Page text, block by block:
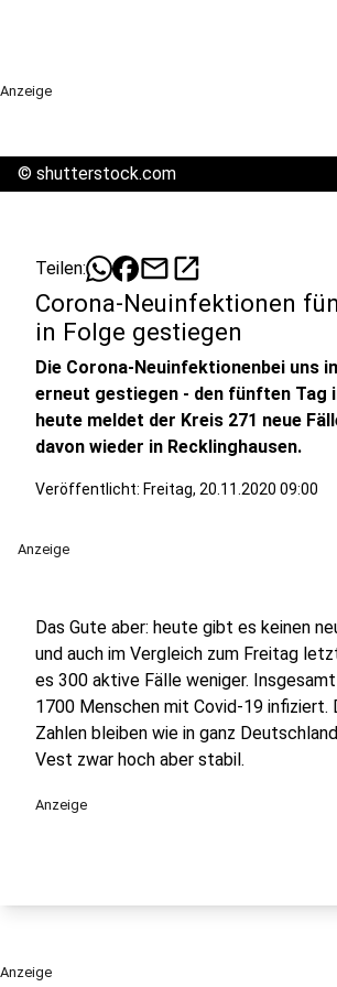
Anzeige
© shutterstock.com
Teilen: mailopen_in_new
Corona-Neuinfektionen
in Folge gestiegen
Die Corona-Neuinfektionenbei uns
erneut gestiegen - den fünften Tag
heute meldet der Kreis 271 neue
davon wieder in Recklinghausen.
Veröffentlicht: Freitag, 20.11.2020 09:00
Anzeige
Das Gute aber: heute gibt es keinen
und auch im Vergleich zum Freitag
es 300 aktive Fälle weniger.
1700 Menschen mit Covid-19 infiziert.
Zahlen bleiben wie in ganz
Vest zwar hoch aber stabil.
Anzeige
Anzeige